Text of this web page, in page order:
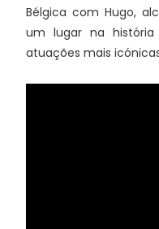
Bélgica com Hugo,
um lugar na
atuações mais